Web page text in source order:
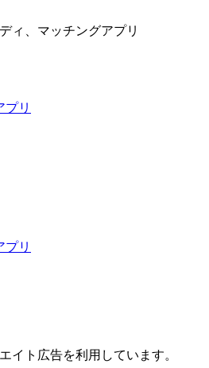
ィ、マッチングアプリ
プリ
プリ
イト広告を利用しています。